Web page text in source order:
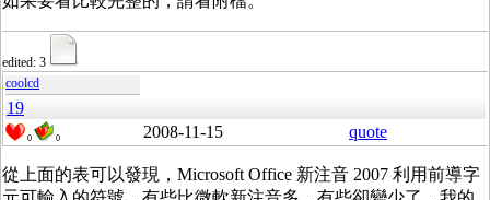
edited: 3
coolcd
19
0 0 2008-11-15 quote
從上面的表可以發現，Microsoft Office 新注音 2007 利用前導字